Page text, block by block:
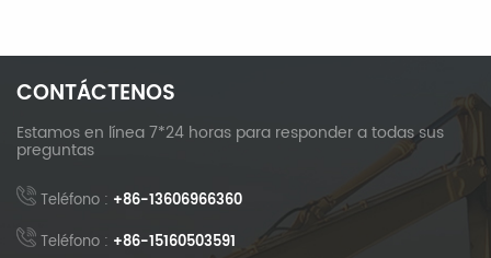
Mejorada
CONTÁCTENOS
Estamos en línea 7*24 horas para responder a todas sus
preguntas
Teléfono : +86-13606966360
Teléfono : +86-15160503591